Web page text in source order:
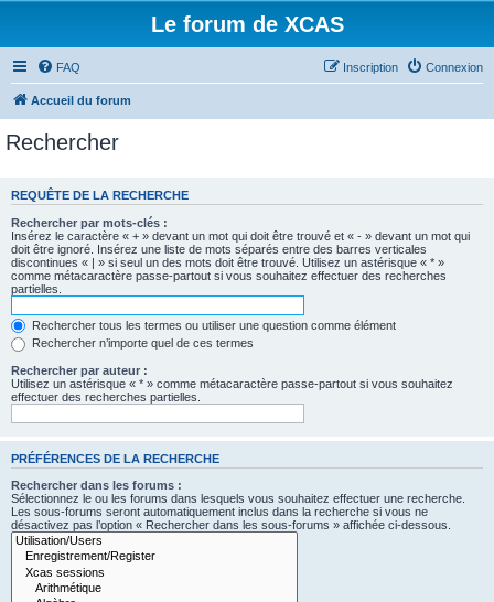
Le forum de XCAS
FAQ Connexion
Inscription
Accueil du forum
Rechercher
REQUÊTE DE LA RECHERCHE
Rechercher par mots-clés :
Insérez le caractère « + » devant un mot qui doit être trouvé et « - » devant un mot qui
doit être ignoré. Insérez une liste de mots séparés entre des barres verticales
discontinues « | » si seul un des mots doit être trouvé. Utilisez un astérisque « * »
comme métacaractère passe-partout si vous souhaitez effectuer des recherches
partielles.
Rechercher tous les termes ou utiliser une question comme élément
Rechercher n’importe quel de ces termes
Rechercher par auteur :
Utilisez un astérisque « * » comme métacaractère passe-partout si vous souhaitez
effectuer des recherches partielles.
PRÉFÉRENCES DE LA RECHERCHE
Rechercher dans les forums :
Sélectionnez le ou les forums dans lesquels vous souhaitez effectuer une recherche.
Les sous-forums seront automatiquement inclus dans la recherche si vous ne
désactivez pas l’option « Rechercher dans les sous-forums » affichée ci-dessous.